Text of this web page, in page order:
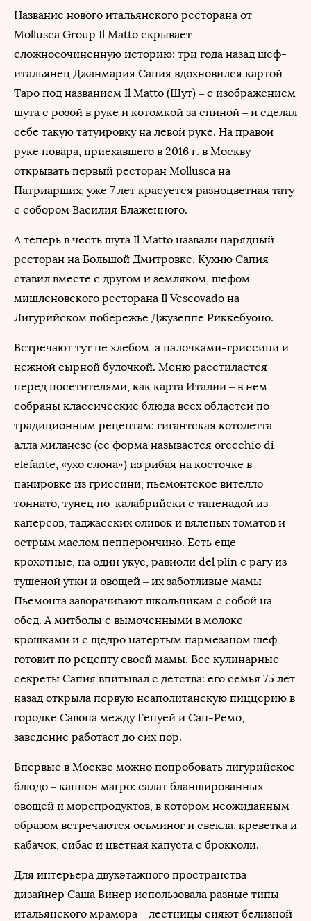
Название нового итальянского ресторана от
Mollusca Group Il Matto скрывает
сложносочиненную историю: три года назад шеф-
итальянец Джанмария Сапия вдохновился картой
Таро под названием Il Matto (Шут) – с изображением
шута с розой в руке и котомкой за спиной – и сделал
себе такую татуировку на левой руке. На правой
руке повара, приехавшего в 2016 г. в Москву
открывать первый ресторан Mollusca на
Патриарших, уже 7 лет красуется разноцветная тату
с собором Василия Блаженного.
А теперь в честь шута Il Matto назвали нарядный
ресторан на Большой Дмитровке. Кухню Сапия
ставил вместе с другом и земляком, шефом
мишленовского ресторана Il Vescovado на
Лигурийском побережье Джузеппе Риккебуоно.
Встречают тут не хлебом, а палочками-гриссини и
нежной сырной булочкой. Меню расстилается
перед посетителями, как карта Италии – в нем
собраны классические блюда всех областей по
традиционным рецептам: гигантская котолетта
алла миланезе (ее форма называется orecchio di
elefante, «ухо слона») из рибая на косточке в
панировке из гриссини, пьемонтское вителло
тоннато, тунец по-калабрийски с тапенадой из
каперсов, таджасских оливок и вяленых томатов и
острым маслом пепперончино. Есть еще
крохотные, на один укус, равиоли del plin с рагу из
тушеной утки и овощей – их заботливые мамы
Пьемонта заворачивают школьникам с собой на
обед. А митболы с вымоченными в молоке
крошками и с щедро натертым пармезаном шеф
готовит по рецепту своей мамы. Все кулинарные
секреты Сапия впитывал с детства: его семья 75 лет
назад открыла первую неаполитанскую пиццерию в
городке Савона между Генуей и Сан-Ремо,
заведение работает до сих пор.
Впервые в Москве можно попробовать лигурийское
блюдо – каппон магро: салат бланшированных
овощей и морепродуктов, в котором неожиданным
образом встречаются осьминог и свекла, креветка и
кабачок, сибас и цветная капуста с брокколи.
Для интерьера двухэтажного пространства
дизайнер Саша Винер использовала разные типы
итальянского мрамора – лестницы сияют белизной